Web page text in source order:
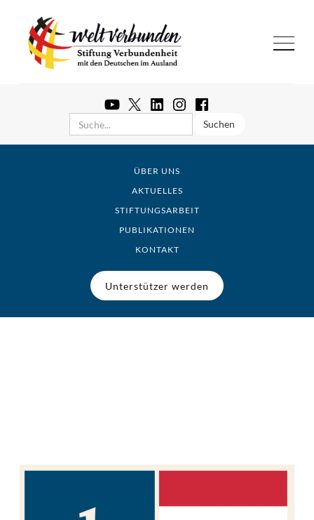
ÜBER UNS
AKTUELLES
STIFTUNGSARBEIT
PUBLIKATIONEN
KONTAKT
Unterstützer werden